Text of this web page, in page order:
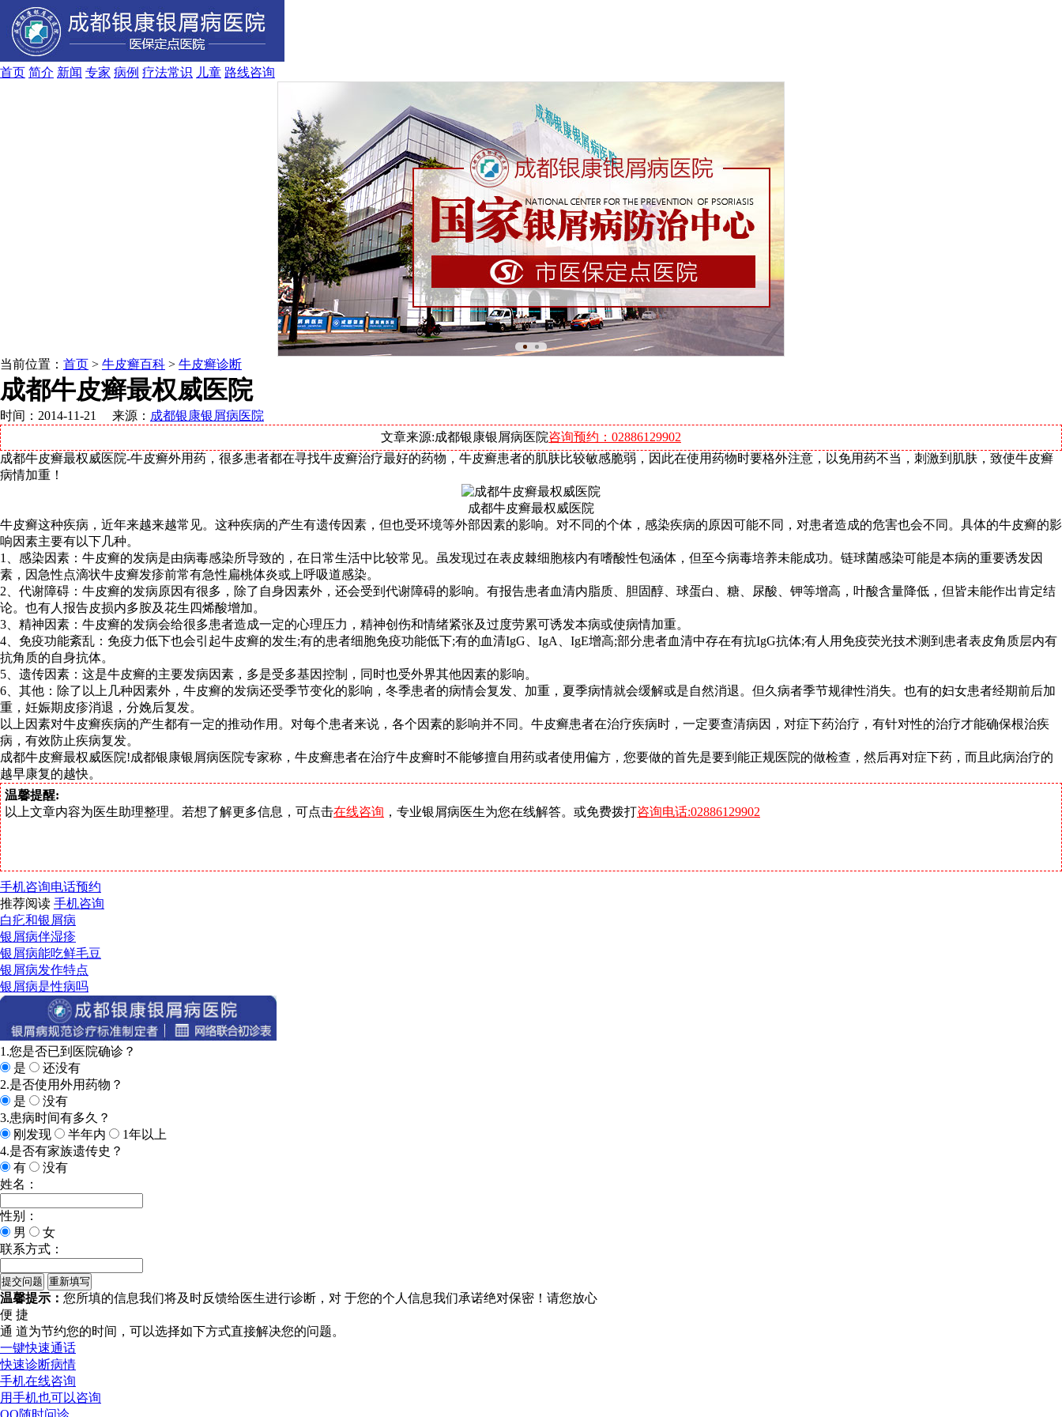
首页 简介 新闻 专家 病例 疗法常识 儿童 路线咨询
当前位置： 首页 > 牛皮癣百科 > 牛皮癣诊断
成都牛皮癣最权威医院
时间：2014-11-21 来源： 成都银康银屑病医院
文章来源:成都银康银屑病医院咨询预约：02886129902
成都牛皮癣最权威医院-牛皮癣外用药，很多患者都在寻找牛皮癣治疗最好的药物，牛皮癣患者的肌肤比较敏感脆弱，因此在使用药物时要格外注意，以免用药不当，刺激到肌肤，致使牛皮癣
病情加重！
成都牛皮癣最权威医院
牛皮癣这种疾病，近年来越来越常见。这种疾病的产生有遗传因素，但也受环境等外部因素的影响。对不同的个体，感染疾病的原因可能不同，对患者造成的危害也会不同。具体的牛皮癣的影
响因素主要有以下几种。
1、感染因素：牛皮癣的发病是由病毒感染所导致的，在日常生活中比较常见。虽发现过在表皮棘细胞核内有嗜酸性包涵体，但至今病毒培养未能成功。链球菌感染可能是本病的重要诱发因
素，因急性点滴状牛皮癣发疹前常有急性扁桃体炎或上呼吸道感染。
2、代谢障碍：牛皮癣的发病原因有很多，除了自身因素外，还会受到代谢障碍的影响。有报告患者血清内脂质、胆固醇、球蛋白、糖、尿酸、钾等增高，叶酸含量降低，但皆未能作出肯定结
论。也有人报告皮损内多胺及花生四烯酸增加。
3、精神因素：牛皮癣的发病会给很多患者造成一定的心理压力，精神创伤和情绪紧张及过度劳累可诱发本病或使病情加重。
4、免疫功能紊乱：免疫力低下也会引起牛皮癣的发生;有的患者细胞免疫功能低下;有的血清IgG、IgA、IgE增高;部分患者血清中存在有抗IgG抗体;有人用免疫荧光技术测到患者表皮角质层内有
抗角质的自身抗体。
5、遗传因素：这是牛皮癣的主要发病因素，多是受多基因控制，同时也受外界其他因素的影响。
6、其他：除了以上几种因素外，牛皮癣的发病还受季节变化的影响，冬季患者的病情会复发、加重，夏季病情就会缓解或是自然消退。但久病者季节规律性消失。也有的妇女患者经期前后加
重，妊娠期皮疹消退，分娩后复发。
以上因素对牛皮癣疾病的产生都有一定的推动作用。对每个患者来说，各个因素的影响并不同。牛皮癣患者在治疗疾病时，一定要查清病因，对症下药治疗，有针对性的治疗才能确保根治疾
病，有效防止疾病复发。
成都牛皮癣最权威医院!成都银康银屑病医院专家称，牛皮癣患者在治疗牛皮癣时不能够擅自用药或者使用偏方，您要做的首先是要到能正规医院的做检查，然后再对症下药，而且此病治疗的
越早康复的越快。
温馨提醒:
以上文章内容为医生助理整理。若想了解更多信息，可点击在线咨询 ，专业银屑病医生为您在线解答。或免费拨打咨询电话:02886129902
手机咨询电话预约
推荐阅读 手机咨询
白疕和银屑病
银屑病伴湿疹
银屑病能吃鲜毛豆
银屑病发作特点
银屑病是性病吗
1.您是否已到医院确诊？
是
还没有
2.是否使用外用药物？
是
没有
3.患病时间有多久？
刚发现
半年内
1年以上
4.是否有家族遗传史？
有
没有
姓名：
性别：
男
女
联系方式：
温馨提示： 您所填的信息我们将及时反馈给医生进行诊断，对 于您的个人信息我们承诺绝对保密！请您放心
便 捷
通 道为节约您的时间，可以选择如下方式直接解决您的问题。
一键快速通话
快速诊断病情
手机在线咨询
用手机也可以咨询
QQ随时问诊